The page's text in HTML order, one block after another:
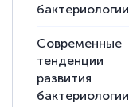
бактериологии
Современные
тенденции
развития
бактериологии